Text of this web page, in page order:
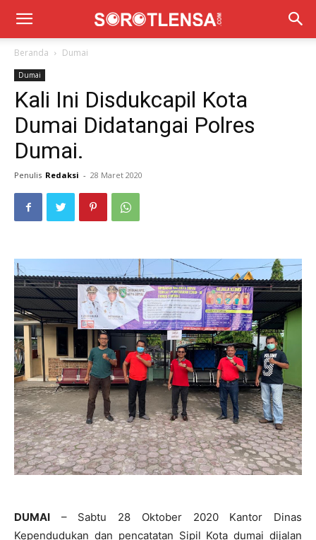
Beranda Dumai
Dumai
Kali Ini Disdukcapil Kota
Dumai Didatangai Polres
Dumai.
Penulis Redaksi - 28 Maret 2020
DUMAI – Sabtu 28 Oktober 2020 Kantor Dinas
Kependudukan dan pencatatan Sipil Kota dumai dijalan